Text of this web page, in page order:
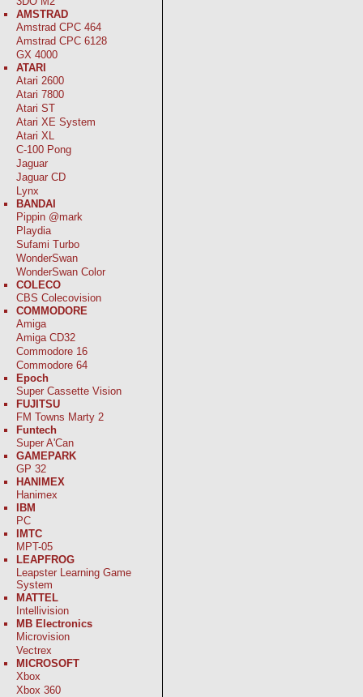
AMSTRAD
Amstrad CPC 464
Amstrad CPC 6128
GX 4000
ATARI
Atari 2600
Atari 7800
Atari ST
Atari XE System
Atari XL
C-100 Pong
Jaguar
Jaguar CD
Lynx
BANDAI
Pippin @mark
Playdia
Sufami Turbo
WonderSwan
WonderSwan Color
COLECO
CBS Colecovision
COMMODORE
Amiga
Amiga CD32
Commodore 16
Commodore 64
Epoch
Super Cassette Vision
FUJITSU
FM Towns Marty 2
Funtech
Super A'Can
GAMEPARK
GP 32
HANIMEX
Hanimex
IBM
PC
IMTC
MPT-05
LEAPFROG
Leapster Learning Game
System
MATTEL
Intellivision
MB Electronics
Microvision
Vectrex
MICROSOFT
Xbox
Xbox 360